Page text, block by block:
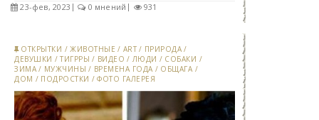
23-фев, 2023 0 мнений 931
ОТКРЫТКИ /ЖИВОТНЫЕ / ART / ПРИРОДА /
ДЕВУШКИ /ТИГРРЫ / ВИДЕО / ЛЮДИ / СОБАКИ /
ЗИМА / МУЖЧИНЫ / ВРЕМЕНА ГОДА / ОБЩАГА /
ДОМ / ПОДРОСТКИ /ФОТО ГАЛЕРЕЯ